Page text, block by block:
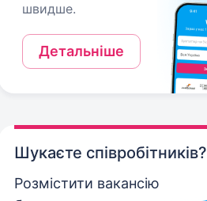
швидше.
Детальніше
Шукаєте співробітників?
Розмістити вакансію